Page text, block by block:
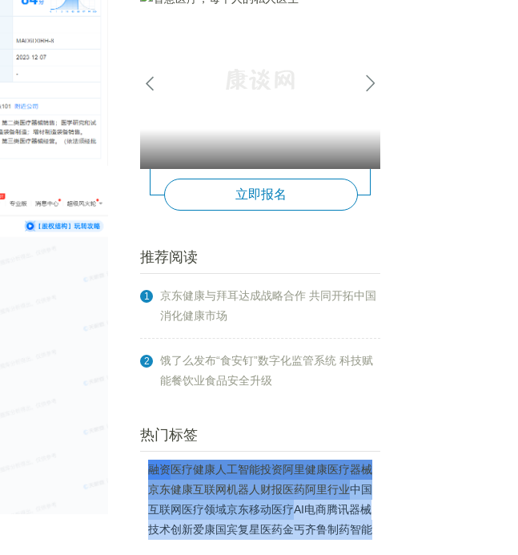
立即报名
推荐阅读
1
京东健康与拜耳达成战略合作 共同开拓中国
消化健康市场
2
饿了么发布“食安钉”数字化监管系统 科技赋
能餐饮业食品安全升级
热门标签
融资医疗健康人工智能投资阿里健康医疗器械
京东健康互联网机器人 财报医药阿里行业中国
互联网医疗领域京东移动医疗AI电商腾讯器械
技术创新爱康国宾复星医药金丐齐鲁制药智能